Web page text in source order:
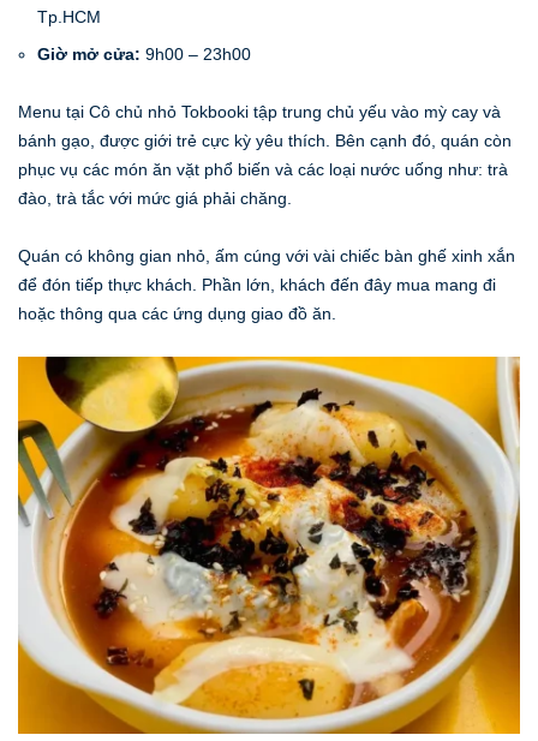
Tp.HCM
Giờ mở cửa: 9h00 – 23h00
Menu tại Cô chủ nhỏ Tokbooki tập trung chủ yếu vào mỳ cay và
bánh gạo, được giới trẻ cực kỳ yêu thích. Bên cạnh đó, quán còn
phục vụ các món ăn vặt phổ biến và các loại nước uống như: trà
đào, trà tắc với mức giá phải chăng.
Quán có không gian nhỏ, ấm cúng với vài chiếc bàn ghế xinh xắn
để đón tiếp thực khách. Phần lớn, khách đến đây mua mang đi
hoặc thông qua các ứng dụng giao đồ ăn.